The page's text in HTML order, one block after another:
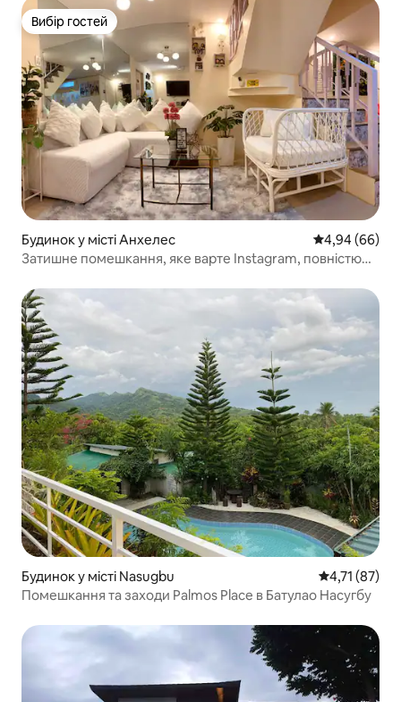
Вибір гостей
Вибір гостей
Будинок у місті Анхелес Середня
4,94 (66)
Затишне помешкання, яке варте Instagram, повністю
Будинок у місті Nasugbu Середня
4,71 (87)
Помешкання та заходи Palmos Place в Батулао Насугбу